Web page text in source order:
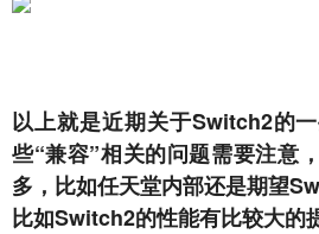
以上就是近期关于Switch2的
些“兼容”相关的问题需要注意
多， 比如任天堂内部还是期望
比如Switch2的性能有比较大的